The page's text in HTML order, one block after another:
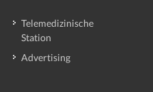
Telemedizinische
Station
Advertising